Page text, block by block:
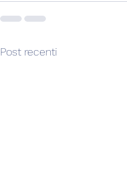
Post recenti